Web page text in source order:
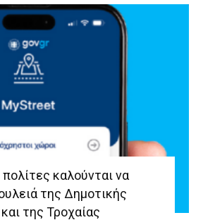
καλούνται να
της Δημοτικής
της Τροχαίας